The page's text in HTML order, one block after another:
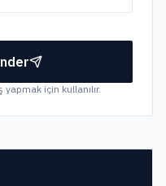
için kullanılır.